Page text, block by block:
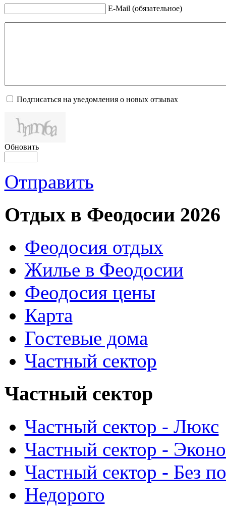
E-Mail (обязательное)
Подписаться на уведомления о новых отзывах
Обновить
Отправить
Отдых в Феодосии 2026
Феодосия отдых
Жилье в Феодосии
Феодосия цены
Карта
Гостевые дома
Частный сектор
Частный сектор
Частный сектор - Люкс
Частный сектор -
Частный сектор - Без
Недорого